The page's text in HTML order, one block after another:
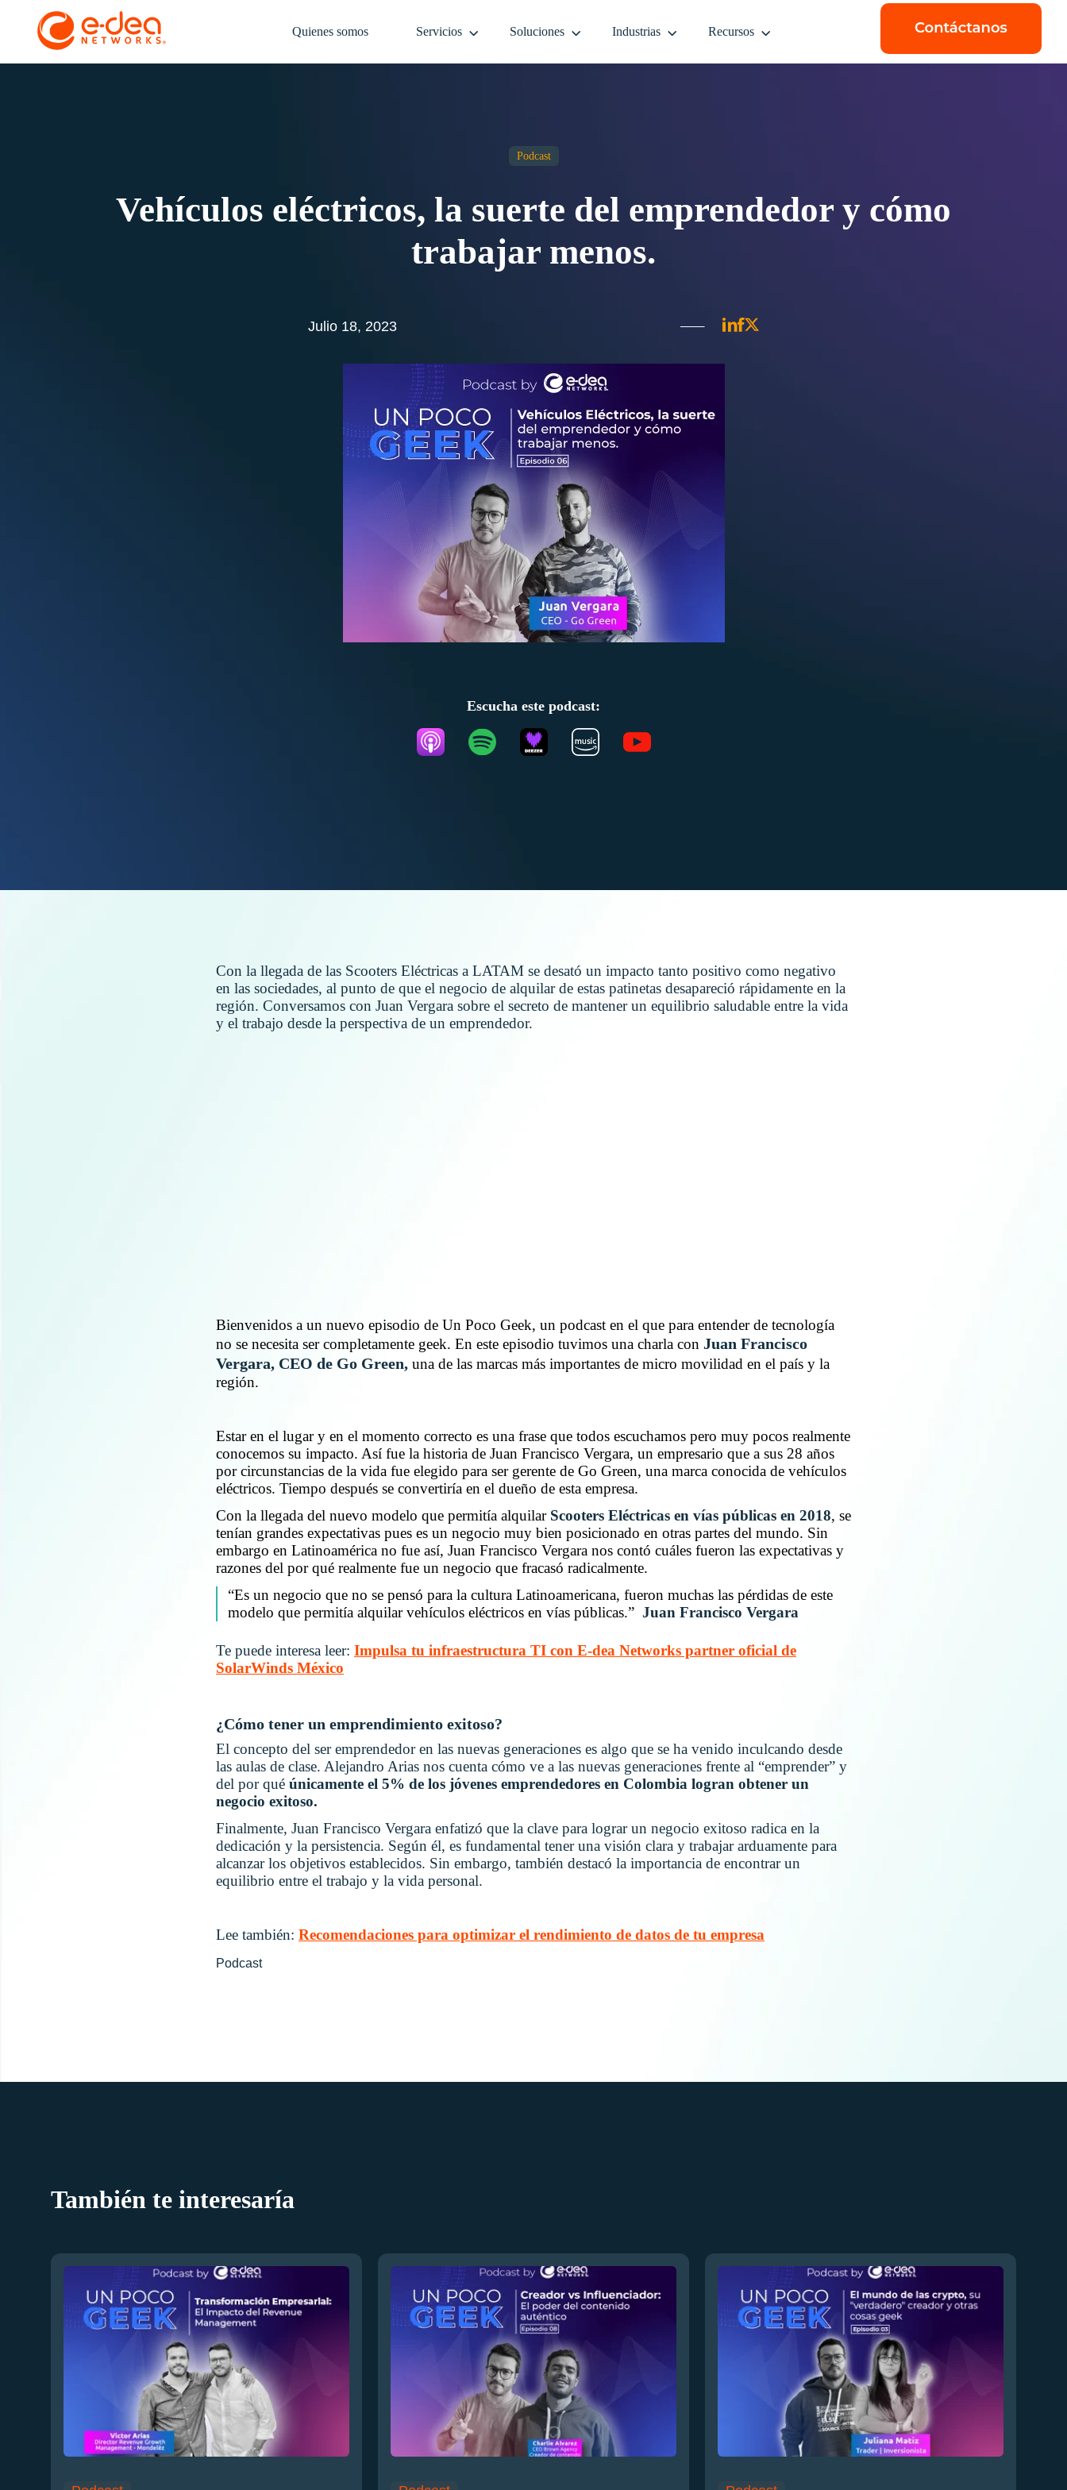
Quienes somos Servicios Soluciones Industrias Recursos
Podcast
Vehículos eléctricos, la suerte del emprendedor y cómo
trabajar menos.
Julio 18, 2023
Escucha este podcast:
Con la llegada de las Scooters Eléctricas a LATAM se desató un impacto tanto positivo como negativo
en las sociedades, al punto de que el negocio de alquilar de estas patinetas desapareció rápidamente en la
región. Conversamos con Juan Vergara sobre el secreto de mantener un equilibrio saludable entre la vida
y el trabajo desde la perspectiva de un emprendedor.
Bienvenidos a un nuevo episodio de Un Poco Geek, un podcast en el que para entender de tecnología
no se necesita ser completamente geek. En este episodio tuvimos una charla con Juan Francisco
Vergara, CEO de Go Green, una de las marcas más importantes de micro movilidad en el país y la
región.
Estar en el lugar y en el momento correcto es una frase que todos escuchamos pero muy pocos realmente
conocemos su impacto. Así fue la historia de Juan Francisco Vergara, un empresario que a sus 28 años
por circunstancias de la vida fue elegido para ser gerente de Go Green, una marca conocida de vehículos
eléctricos. Tiempo después se convertiría en el dueño de esta empresa.
Con la llegada del nuevo modelo que permitía alquilarScooters Eléctricas en vías públicas en 2018, se
tenían grandes expectativas pues es un negocio muy bien posicionado en otras partes del mundo. Sin
embargo en Latinoamérica no fue así, Juan Francisco Vergara nos contó cuáles fueron las expectativas y
razones del por qué realmente fue un negocio que fracasó radicalmente.
“Es un negocio que no se pensó para la cultura Latinoamericana, fueron muchas las pérdidas de este
modelo que permitía alquilar vehículos eléctricos en vías públicas.” Juan Francisco Vergara
Te puede interesa leer: Impulsa tu infraestructura TI con E-dea Networks partner oficial de
SolarWinds México
¿Cómo tener un emprendimiento exitoso?
El concepto del ser emprendedor en las nuevas generaciones es algo que se ha venido inculcando desde
las aulas de clase. Alejandro Arias nos cuenta cómo ve a las nuevas generaciones frente al “emprender” y
del por qué únicamente el 5% de los jóvenes emprendedores en Colombia logran obtener un
negocio exitoso.
Finalmente, Juan Francisco Vergara enfatizó que la clave para lograr un negocio exitoso radica en la
dedicación y la persistencia. Según él, es fundamental tener una visión clara y trabajar arduamente para
alcanzar los objetivos establecidos. Sin embargo, también destacó la importancia de encontrar un
equilibrio entre el trabajo y la vida personal.
Lee también: Recomendaciones para optimizar el rendimiento de datos de tu empresa
Podcast
También te interesaría